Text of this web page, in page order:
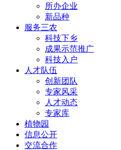
所办企业
新品种
服务三农
科技下乡
成果示范推广
科技入户
人才队伍
创新团队
专家风采
人才动态
专家库
植物园
信息公开
交流合作